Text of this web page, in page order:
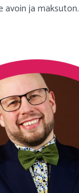
avoin ja maksuton.